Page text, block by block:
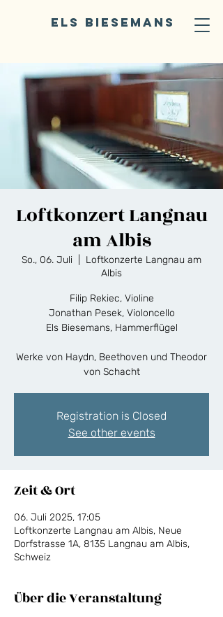
ELS BIESEMANS
Loftkonzert Langnau
am Albis
So., 06. Juli
Loftkonzerte Langnau am
Albis
Filip Rekiec, Violine
Jonathan Pesek, Violoncello
Els Biesemans, Hammerflügel
Werke von Haydn, Beethoven und Theodor
von Schacht
Registration is Closed
See other events
Zeit & Ort
06. Juli 2025, 17:05
Loftkonzerte Langnau am Albis, Neue
Dorfstrasse 1A, 8135 Langnau am Albis,
Schweiz
Über die Veranstaltung